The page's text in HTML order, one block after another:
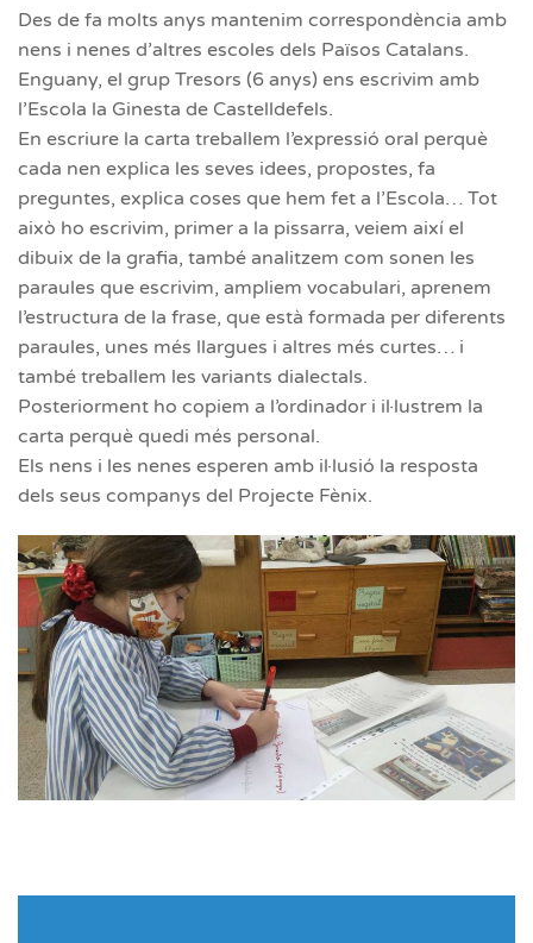
Des de fa molts anys mantenim correspondència amb
nens i nenes d’altres escoles dels Països Catalans.
Enguany, el grup Tresors (6 anys) ens escrivim amb
l’Escola la Ginesta de Castelldefels.
En escriure la carta treballem l’expressió oral perquè
cada nen explica les seves idees, propostes, fa
preguntes, explica coses que hem fet a l’Escola… Tot
això ho escrivim, primer a la pissarra, veiem així el
dibuix de la grafia, també analitzem com sonen les
paraules que escrivim, ampliem vocabulari, aprenem
l’estructura de la frase, que està formada per diferents
paraules, unes més llargues i altres més curtes… i
també treballem les variants dialectals.
Posteriorment ho copiem a l’ordinador i il·lustrem la
carta perquè quedi més personal.
Els nens i les nenes esperen amb il·lusió la resposta
dels seus companys del Projecte Fènix.